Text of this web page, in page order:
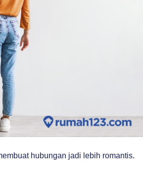
hubungan jadi lebih romantis.